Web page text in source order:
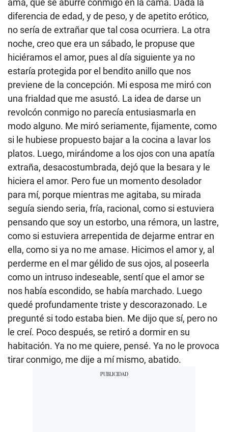
ama, que se aburre conmigo en la cama. Dada la
diferencia de edad, y de peso, y de apetito erótico,
no sería de extrañar que tal cosa ocurriera. La otra
noche, creo que era un sábado, le propuse que
hiciéramos el amor, pues al día siguiente ya no
estaría protegida por el bendito anillo que nos
previene de la concepción. Mi esposa me miró con
una frialdad que me asustó. La idea de darse un
revolcón conmigo no parecía entusiasmarla en
modo alguno. Me miró seriamente, fijamente, como
si le hubiese propuesto bajar a la cocina a lavar los
platos. Luego, mirándome a los ojos con una apatía
extraña, desacostumbrada, dejó que la besara y le
hiciera el amor. Pero fue un momento desolador
para mí, porque mientras me agitaba, su mirada
seguía siendo seria, fría, racional, como si estuviera
pensando que soy un estorbo, una rémora, un lastre,
como si estuviera arrepentida de dejarme entrar en
ella, como si ya no me amase. Hicimos el amor y, al
perderme en el mar gélido de sus ojos, al poseerla
como un intruso indeseable, sentí que el amor se
nos había escondido, se había marchado. Luego
quedé profundamente triste y descorazonado. Le
pregunté si todo estaba bien. Me dijo que sí, pero no
le creí. Poco después, se retiró a dormir en su
habitación. Ya no me quiere, pensé. Ya no le provoca
tirar conmigo, me dije a mí mismo, abatido.